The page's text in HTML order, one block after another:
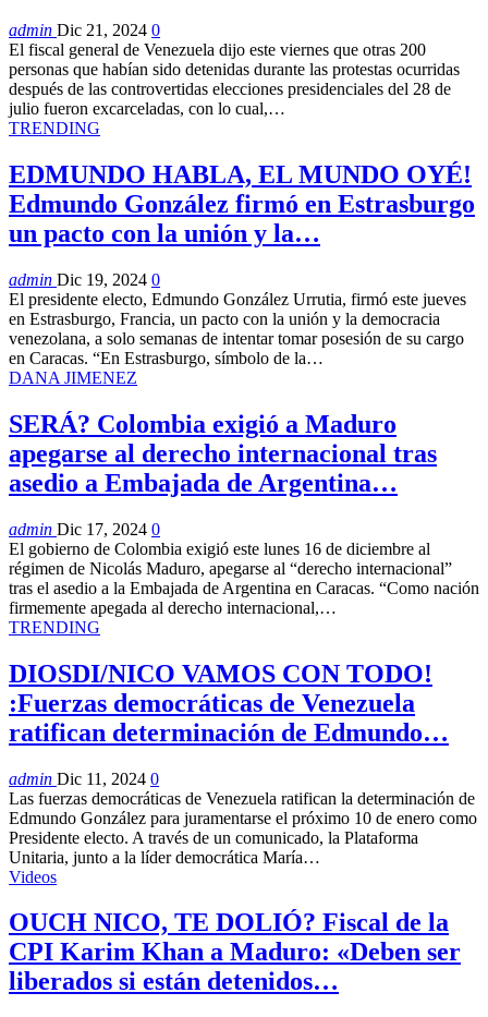
admin Dic 21, 2024 0
El fiscal general de Venezuela dijo este viernes que otras 200
personas que habían sido detenidas durante las protestas ocurridas
después de las controvertidas elecciones presidenciales del 28 de
julio fueron excarceladas, con lo cual,…
TRENDING
EDMUNDO HABLA, EL MUNDO OYÉ!
Edmundo González firmó en Estrasburgo
un pacto con la unión y la…
admin Dic 19, 2024 0
El presidente electo, Edmundo González Urrutia, firmó este jueves
en Estrasburgo, Francia, un pacto con la unión y la democracia
venezolana, a solo semanas de intentar tomar posesión de su cargo
en Caracas. “En Estrasburgo, símbolo de la…
DANA JIMENEZ
SERÁ? Colombia exigió a Maduro
apegarse al derecho internacional tras
asedio a Embajada de Argentina…
admin Dic 17, 2024 0
El gobierno de Colombia exigió este lunes 16 de diciembre al
régimen de Nicolás Maduro, apegarse al “derecho internacional”
tras el asedio a la Embajada de Argentina en Caracas. “Como nación
firmemente apegada al derecho internacional,…
TRENDING
DIOSDI/NICO VAMOS CON TODO!
:Fuerzas democráticas de Venezuela
ratifican determinación de Edmundo…
admin Dic 11, 2024 0
Las fuerzas democráticas de Venezuela ratifican la determinación de
Edmundo González para juramentarse el próximo 10 de enero como
Presidente electo. A través de un comunicado, la Plataforma
Unitaria, junto a la líder democrática María…
Videos
OUCH NICO, TE DOLIÓ? Fiscal de la
CPI Karim Khan a Maduro: «Deben ser
liberados si están detenidos…